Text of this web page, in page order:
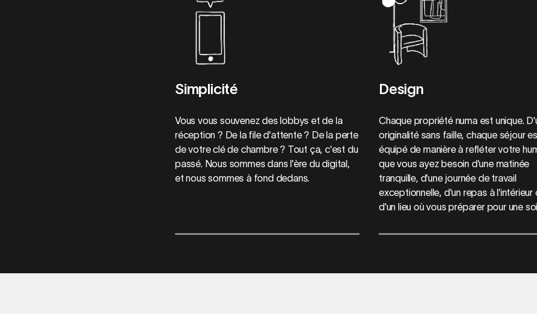
Simplicité
Vous vous souvenez des lobbys et de la
réception ? De la file d'attente ? De la perte
de votre clé de chambre ? Tout ça, c'est du
passé. Nous sommes dans l'ère du digital,
et nous sommes à fond dedans.
Design
Chaque propriété numa est unique.
originalité sans faille, chaque séjour
équipé de manière à refléter votre
que vous ayez besoin d'une matinée
tranquille, d'une journée de travail
exceptionnelle, d'un repas à l'intérieur
d'un lieu où vous préparer pour une